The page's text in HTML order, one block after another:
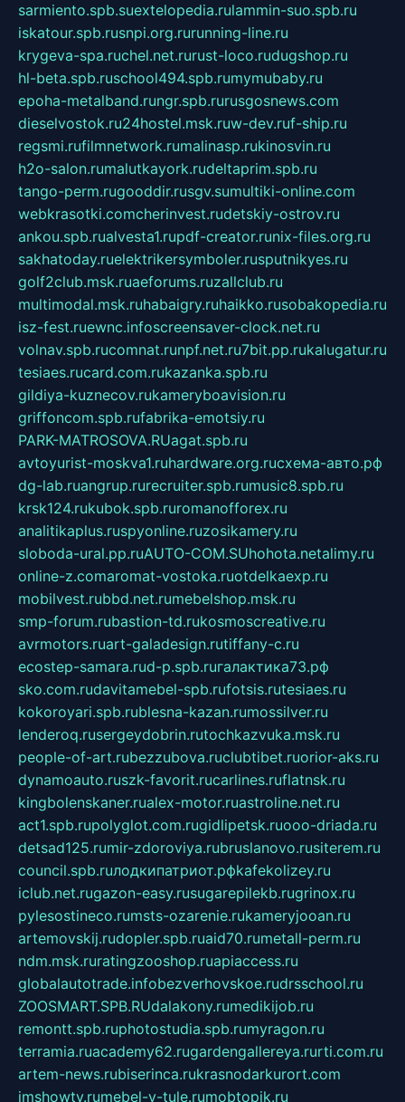
sarmiento.spb.suextelopedia.rulammin-suo.spb.ru
iskatour.spb.rusnpi.org.rurunning-line.ru
krygeva-spa.ruchel.net.rurust-loco.rudugshop.ru
hl-beta.spb.ruschool494.spb.rumymubaby.ru
epoha-metalband.rungr.spb.rurusgosnews.com
dieselvostok.ru24hostel.msk.ruw-dev.ruf-ship.ru
regsmi.rufilmnetwork.rumalinasp.rukinosvin.ru
h2o-salon.rumalutkayork.rudeltaprim.spb.ru
tango-perm.rugooddir.rusgv.sumultiki-online.com
webkrasotki.comcherinvest.rudetskiy-ostrov.ru
ankou.spb.rualvesta1.rupdf-creator.runix-files.org.ru
sakhatoday.ruelektrikersymboler.rusputnikyes.ru
golf2club.msk.ruaeforums.ruzallclub.ru
multimodal.msk.ruhabaigry.ruhaikko.rusobakopedia.ru
isz-fest.ruewnc.infoscreensaver-clock.net.ru
volnav.spb.rucomnat.runpf.net.ru7bit.pp.rukalugatur.ru
tesiaes.rucard.com.rukazanka.spb.ru
gildiya-kuznecov.rukameryboavision.ru
griffoncom.spb.rufabrika-emotsiy.ru
PARK-MATROSOVA.RUagat.spb.ru
avtoyurist-moskva1.ruhardware.org.ruсхема-авто.рф
dg-lab.ruangrup.rurecruiter.spb.rumusic8.spb.ru
krsk124.rukubok.spb.ruromanofforex.ru
analitikaplus.ruspyonline.ruzosikamery.ru
sloboda-ural.pp.ruAUTO-COM.SUhohota.netalimy.ru
online-z.comaromat-vostoka.ruotdelkaexp.ru
mobilvest.rubbd.net.rumebelshop.msk.ru
smp-forum.rubastion-td.rukosmoscreative.ru
avrmotors.ruart-galadesign.rutiffany-c.ru
ecostep-samara.rud-p.spb.ruгалактика73.рф
sko.com.rudavitamebel-spb.rufotsis.rutesiaes.ru
kokoroyari.spb.rublesna-kazan.rumossilver.ru
lenderoq.rusergeydobrin.rutochkazvuka.msk.ru
people-of-art.rubezzubova.ruclubtibet.ruorior-aks.ru
dynamoauto.ruszk-favorit.rucarlines.ruflatnsk.ru
kingbolenskaner.rualex-motor.ruastroline.net.ru
act1.spb.rupolyglot.com.rugidlipetsk.ruooo-driada.ru
detsad125.rumir-zdoroviya.rubruslanovo.rusiterem.ru
council.spb.ruлодкипатриот.рфkafekolizey.ru
iclub.net.rugazon-easy.rusugarepilekb.rugrinox.ru
pylesostineco.rumsts-ozarenie.rukameryjooan.ru
artemovskij.rudopler.spb.ruaid70.rumetall-perm.ru
ndm.msk.ruratingzooshop.ruapiaccess.ru
globalautotrade.infobezverhovskoe.rudrsschool.ru
ZOOSMART.SPB.RUdalakony.rumedikijob.ru
remontt.spb.ruphotostudia.spb.rumyragon.ru
terramia.ruacademy62.rugardengallereya.rurti.com.ru
artem-news.rubiserinca.rukrasnodarkurort.com
imshowtv.rumebel-v-tule.rumobtopik.ru